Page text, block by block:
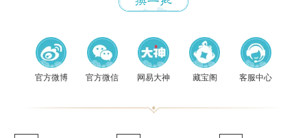
《梦幻
官方微博 官方微信 网易大神 藏宝阁 客服中心